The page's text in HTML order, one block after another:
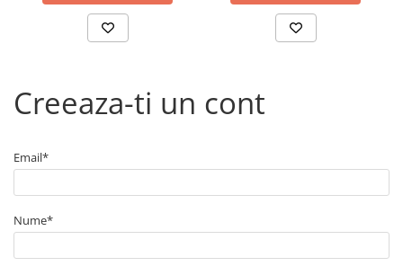
■ Siguranta auto
■ Capace roti
■ Suporturi portbagaj
■ Produse sezoniere
■ Produse universale
Creeaza-ti un cont
Email*
Nume*